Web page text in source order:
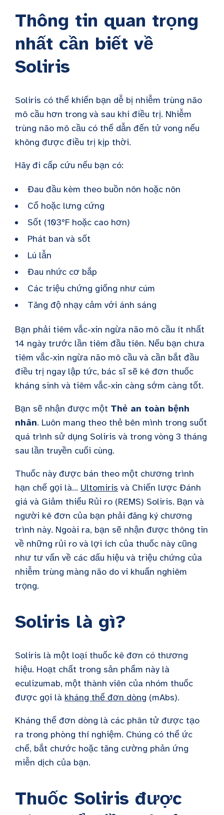
Thông tin quan trọng
nhất cần biết về
Soliris
Soliris có thể khiến bạn dễ bị nhiễm trùng não
mô cầu hơn trong và sau khi điều trị. Nhiễm
trùng não mô cầu có thể dẫn đến tử vong nếu
không được điều trị kịp thời.
Hãy đi cấp cứu nếu bạn có:
Đau đầu kèm theo buồn nôn hoặc nôn
Cổ hoặc lưng cứng
Sốt (103°F hoặc cao hơn)
Phát ban và sốt
Lú lẫn
Đau nhức cơ bắp
Các triệu chứng giống như cúm
Tăng độ nhạy cảm với ánh sáng
Bạn phải tiêm vắc-xin ngừa não mô cầu ít nhất
14 ngày trước lần tiêm đầu tiên. Nếu bạn chưa
tiêm vắc-xin ngừa não mô cầu và cần bắt đầu
điều trị ngay lập tức, bác sĩ sẽ kê đơn thuốc
kháng sinh và tiêm vắc-xin càng sớm càng tốt.
Bạn sẽ nhận được một Thẻ an toàn bệnh
nhân. Luôn mang theo thẻ bên mình trong suốt
quá trình sử dụng Soliris và trong vòng 3 tháng
sau lần truyền cuối cùng.
Thuốc này được bán theo một chương trình
hạn chế gọi là... Ultomiris và Chiến lược Đánh
giá và Giảm thiểu Rủi ro (REMS) Soliris. Bạn và
người kê đơn của bạn phải đăng ký chương
trình này. Ngoài ra, bạn sẽ nhận được thông tin
về những rủi ro và lợi ích của thuốc này cũng
như tư vấn về các dấu hiệu và triệu chứng của
nhiễm trùng màng não do vi khuẩn nghiêm
trọng.
Soliris là gì?
Soliris là một loại thuốc kê đơn có thương
hiệu. Hoạt chất trong sản phẩm này là
eculizumab, một thành viên của nhóm thuốc
được gọi là kháng thể đơn dòng (mAbs).
Kháng thể đơn dòng là các phân tử được tạo
ra trong phòng thí nghiệm. Chúng có thể ức
chế, bắt chước hoặc tăng cường phản ứng
miễn dịch của bạn.
Thuốc Soliris được